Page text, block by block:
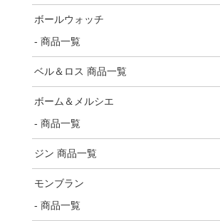
ボールウォッチ
- 商品一覧
ベル＆ロス 商品一覧
ボーム＆メルシエ
- 商品一覧
ジン 商品一覧
モンブラン
- 商品一覧